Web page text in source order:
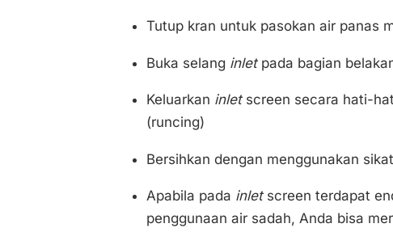
Tutup kran untuk pasokan air panas
Buka selang inletpada bagian
Keluarkan inletscreen secara hati-
(runcing)
Bersihkan dengan menggunakan
Apabila pada inletscreen terdapat
penggunaan air sadah, Anda bisa